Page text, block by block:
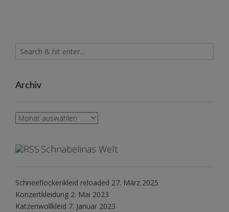
Archiv
Archiv
Schnabelinas Welt
Schneeflockenkleid reloaded 27. März 2025
Konzertkleidung 2. Mai 2023
Katzenwollkleid 7. Januar 2023